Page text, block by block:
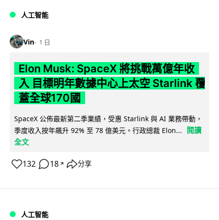
人工智能
Vin 1 日
Elon Musk: SpaceX 將挑戰萬億年收
入 目標明年數據中心上太空 Starlink 覆
蓋全球170國
SpaceX 公佈最新第二季業績，受惠 Starlink 與 AI 業務帶動，
季度收入按年飆升 92% 至 78 億美元。行政總裁 Elon...
閱讀
全文
132 18 ↗ 分享
人工智能